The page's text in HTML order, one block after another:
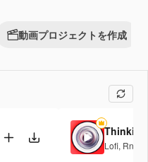
動画プロジェクトを作成
Lofi, RnB